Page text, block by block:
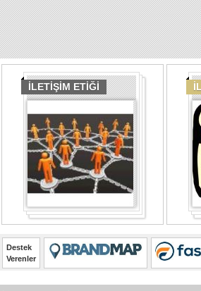
İLETİŞİM ETİĞİ
Destek
Verenler